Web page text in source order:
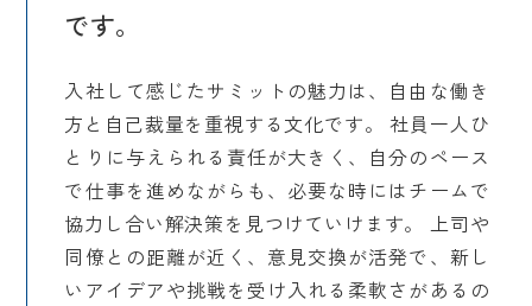
です。
入社して感じたサミットの魅力は、自由な働き
方と自己裁量を重視する文化です。 社員一人ひ
とりに与えられる責任が大きく、自分のペース
で仕事を進めながらも、必要な時にはチームで
協力し合い解決策を見つけていけます。 上司や
同僚との距離が近く、意見交換が活発で、新し
いアイデアや挑戦を受け入れる柔軟さがあるの